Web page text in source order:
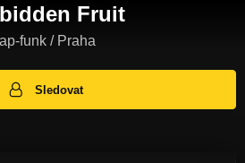
Fruit
funk / Praha
Sledovat